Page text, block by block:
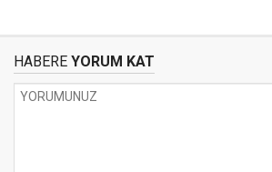
HABERE YORUM KAT